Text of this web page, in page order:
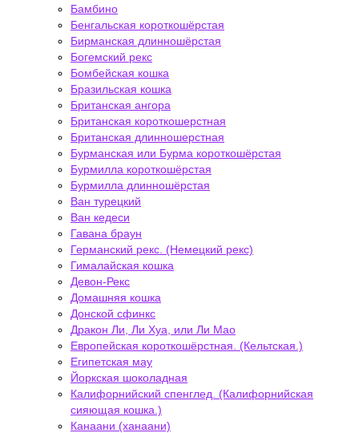
Бамбино
Бенгальская короткошёрстая
Бирманская длинношёрстая
Богемский рекс
Бомбейская кошка
Бразильская кошка
Британская ангора
Британская короткошерстная
Британская длинношерстная
Бурманская или Бурма короткошёрстая
Бурмилла короткошёрстая
Бурмилла длинношёрстая
Ван турецкий
Ван кедеси
Гавана браун
Германский рекс. (Немецкий рекс)
Гималайская кошка
Девон-Рекс
Домашняя кошка
Донской сфинкс
Дракон Ли, Ли Хуа, или Ли Мао
Европейская короткошёрстная. (Кельтская.)
Египетская мау
Йоркская шоколадная
Калифорнийский спенглед. (Калифорнийская
сияющая кошка.)
Канаани (ханаани)